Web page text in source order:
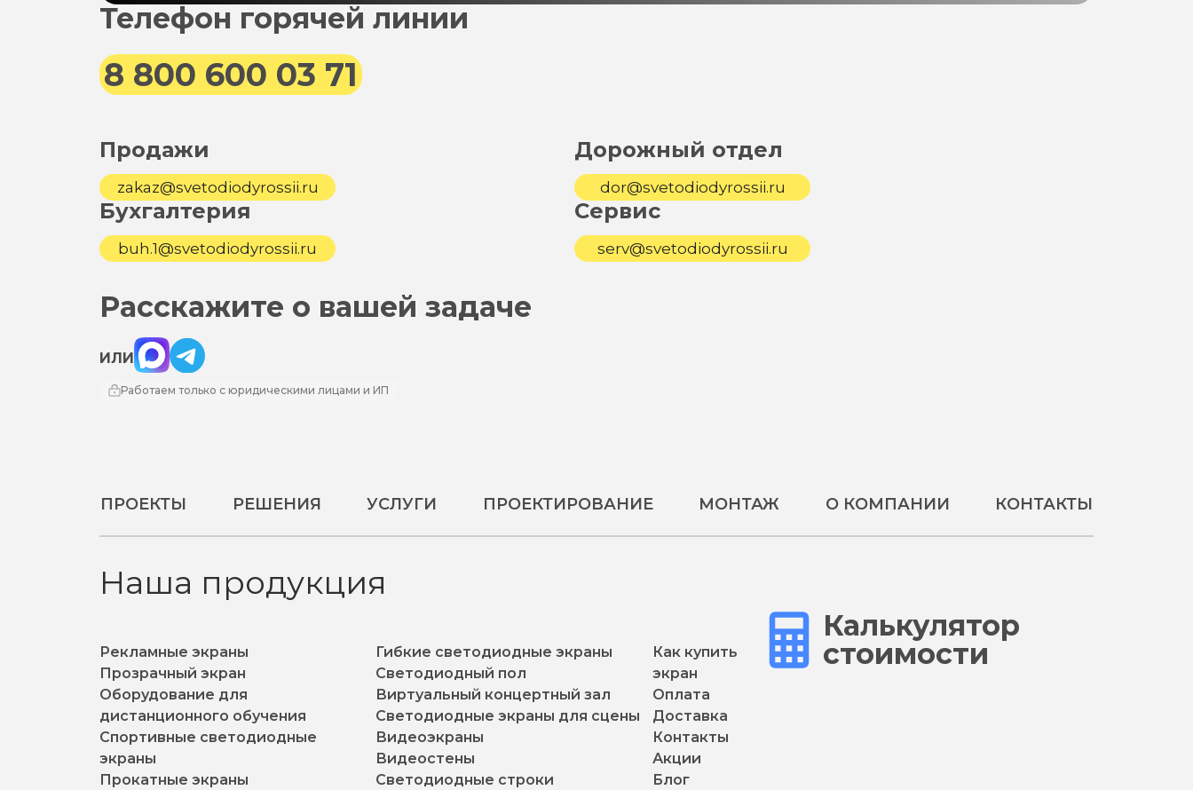
Телефон горячей линии
8 800 600 03 71
Продажи
zakaz@svetodiodyrossii.ru
Дорожный отдел
dor@svetodiodyrossii.ru
Бухгалтерия
buh.1@svetodiodyrossii.ru
Сервис
serv@svetodiodyrossii.ru
Расскажите о вашей задаче
ИЛИ
Max Telegram
Работаем только с юридическими лицами и ИП
ПРОЕКТЫ РЕШЕНИЯ УСЛУГИ ПРОЕКТИРОВАНИЕ МОНТАЖ О КОМПАНИИ КОНТАКТЫ
Наша продукция
Рекламные экраны
Прозрачный экран
Оборудование для
дистанционного обучения
Спортивные светодиодные
экраны
Прокатные экраны
Гибкие светодиодные экраны
Светодиодный пол
Виртуальный концертный зал
Светодиодные экраны для сцены
Видеоэкраны
Видеостены
Светодиодные строки
Как купить
экран
Оплата
Доставка
Контакты
Акции
Блог
Калькулятор
стоимости